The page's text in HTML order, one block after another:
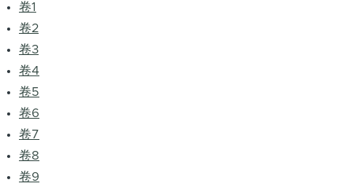
卷1
卷2
卷3
卷4
卷5
卷6
卷7
卷8
卷9